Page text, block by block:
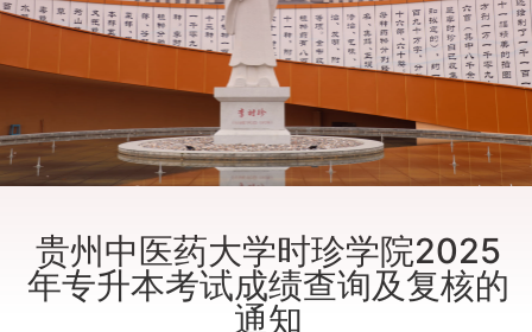
贵州中医药大学时珍学院2025
年专升本考试成绩查询及复核的
通知